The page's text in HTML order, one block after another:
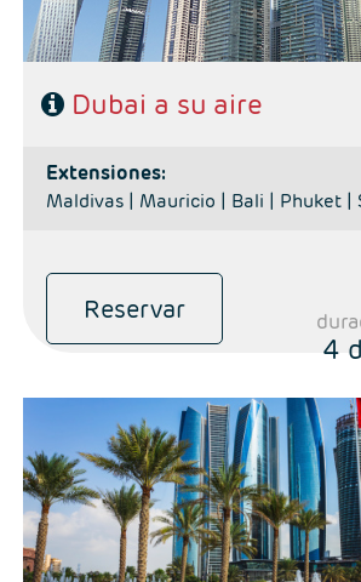
Dubai a su aire
extensiones:
Maldivas | Mauricio | Bali | Phuket |
Reservar
4
- Salidas: Diarias
- Ruta: Dubai 3 noches y 2 noches Abu Dhabi
- Categoría hotelera: A elección del cliente.
- Régimen: Alojamiento y desayuno
- Excursiones incluidas:
* Visita ciudad Dubai con guía de habla
* Safari por el desierto con cena barbacoa.
* Visita día completo Abu Dhabi con almuerzo